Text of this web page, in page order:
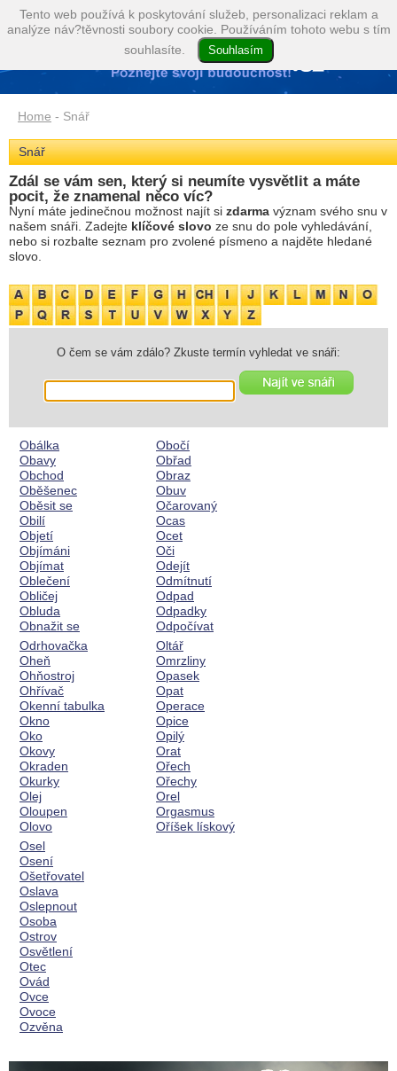
Home - Snář
Snář
Zdál se vám sen, který si neumíte vysvětlit a máte
pocit, že znamenal něco víc?
Nyní máte jedinečnou možnost najít si zdarma význam svého snu v
našem snáři. Zadejte klíčové slovo ze snu do pole vyhledávání,
nebo si rozbalte seznam pro zvolené písmeno a najděte hledané
slovo.
O čem se vám zdálo? Zkuste termín vyhledat ve snáři:
Obálka
Obavy
Obchod
Oběšenec
Oběsit se
Obilí
Objetí
Objímáni
Objímat
Oblečení
Obličej
Obluda
Obnažit se
Obočí
Obřad
Obraz
Obuv
Očarovaný
Ocas
Ocet
Oči
Odejít
Odmítnutí
Odpad
Odpadky
Odpočívat
Odrhovačka
Oheň
Ohňostroj
Ohřívač
Okenní tabulka
Okno
Oko
Okovy
Okraden
Okurky
Olej
Oloupen
Olovo
Oltář
Omrzliny
Opasek
Opat
Operace
Opice
Opilý
Orat
Ořech
Ořechy
Orel
Orgasmus
Oříšek lískový
Osel
Osení
Ošetřovatel
Oslava
Oslepnout
Osoba
Ostrov
Osvětlení
Otec
Ovád
Ovce
Ovoce
Ozvěna
Tento web používá k poskytování služeb, personalizaci reklam a
analýze náv?těvnosti soubory cookie. Používáním tohoto webu s tím
souhlasíte.